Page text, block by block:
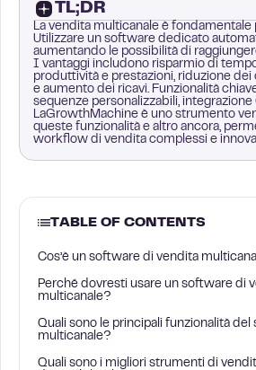
TL;DR
La vendita multicanale è fondamentale
Utilizzare un software dedicato
aumentando le possibilità di
I vantaggi includono risparmio di
produttività e prestazioni, riduzione dei
e aumento dei ricavi. Funzionalità
sequenze personalizzabili, integrazione
LaGrowthMachine è uno strumento
queste funzionalità e altro ancora,
workflow di vendita complessi e
TABLE OF CONTENTS
Cos’è un software di vendita
Perché dovresti usare un software di
multicanale?
Quali sono le principali funzionalità
multicanale?
Quali sono i migliori strumenti di